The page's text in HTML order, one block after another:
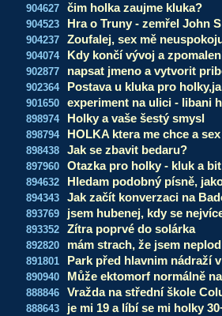
904627 čim holka zaujme kluka?
904523 Hra o Truny - zemřel John
904237 Zoufalej, sex mě
904074 Kdy končí vývoj a
902877 napsat jmeno a vytvorit
902364 Postava u kluka pro
901650 experiment na ulici - libani
898974 Holky a vaše šestý smysl
898794 HOLKA ktera me chce a
898438 Jak se zbavit bedaru?
897960 Otazka pro holky - kluk a
894632 Hledam podobný písně,
894343 Jak začít konverzaci na
893769 jsem hubenej, kdy se
893352 Zítra poprvé do solárka
892820 mám strach, že jsem
891801 Park před hlavnim nádraží
890940 Může ektomorf normálně
888846 Vražda na střední škole
888643 je mi 19 a líbí se mi holky